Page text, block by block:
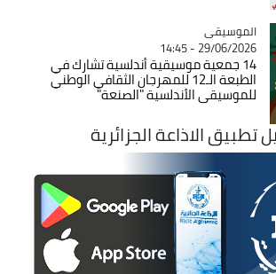
Catégorie
الموسيقى
29/06/2026 - 14:45
14 جمعية موسيقية أندلسية تشارك في
الطبعة الـ12 للمهرجان الثقافي الوطني
للموسيقى الأندلسية "الصنعة"
الاذاعة الجزائرية